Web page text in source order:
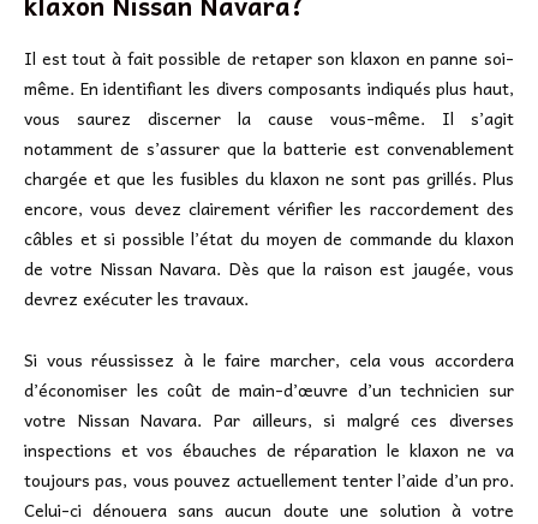
Il est tout à fait possible de retaper son klaxon en panne soi-
même. En identifiant les divers composants indiqués plus haut,
vous saurez discerner la cause vous-même. Il s’agit
notamment de s’assurer que la batterie est convenablement
chargée et que les fusibles du klaxon ne sont pas grillés. Plus
encore, vous devez clairement vérifier les raccordement des
câbles et si possible l’état du moyen de commande du klaxon
de votre Nissan Navara. Dès que la raison est jaugée, vous
devrez exécuter les travaux.
Si vous réussissez à le faire marcher, cela vous accordera
d’économiser les coût de main-d’œuvre d’un technicien sur
votre Nissan Navara. Par ailleurs, si malgré ces diverses
inspections et vos ébauches de réparation le klaxon ne va
toujours pas, vous pouvez actuellement tenter l’aide d’un pro.
Celui-ci dénouera sans aucun doute une solution à votre